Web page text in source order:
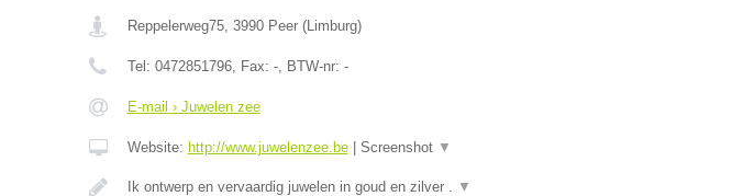
Reppelerweg75, 3990 Peer(Limburg)
Tel: 0472851796, Fax: -, BTW-nr: -
E-mail › Juwelen zee
Website: http://www.juwelenzee.be| Screenshot ▼
Ik ontwerp en vervaardig juwelen in goud en zilver . ▼